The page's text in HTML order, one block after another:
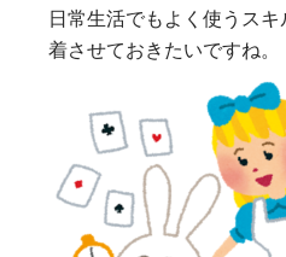
日常生活でもよく使うス
着させておきたいですね。